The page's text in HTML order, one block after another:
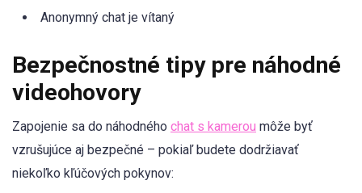
Anonymný chat je vítaný
Bezpečnostné tipy pre náhodné
videohovory
Zapojenie sa do náhodného chat s kamerou môže byť
vzrušujúce aj bezpečné – pokiaľ budete dodržiavať
niekoľko kľúčových pokynov: